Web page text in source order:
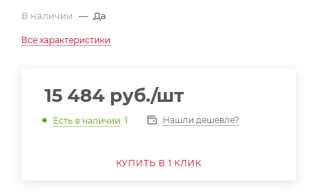
В наличии — Да
Все характеристики
15 484 руб./шт
Есть в наличии: 1 Нашли дешевле?
КУПИТЬ В 1 КЛИК